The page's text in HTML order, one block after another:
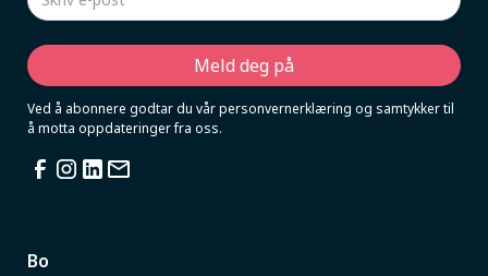
Ved å abonnere godtar du vår personvernerklæring og samtykker til
å motta oppdateringer fra oss.
Bo